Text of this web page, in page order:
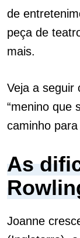
de
peça de
mais.
Veja a seguir
“menino que
caminho
As
Joanne